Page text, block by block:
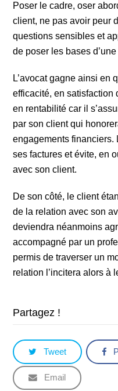
Poser le cadre, oser
client, ne pas avoir peur
questions sensibles et
de poser les bases
L’avocat gagne ainsi en
efficacité, en satisfaction
en rentabilité car il
par son client qui
engagements financiers.
ses factures et évite, en
avec son client.
De son côté, le client
de la relation avec son
deviendra néanmoins
accompagné par un
permis de traverser un
relation l’incitera alors à
Partagez !
Tweet
Email